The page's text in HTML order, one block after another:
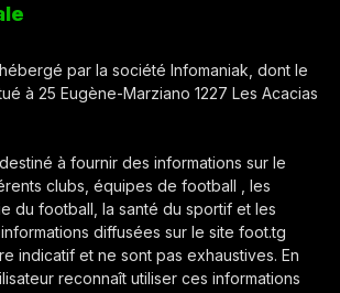
par la société Infomaniak, dont le
à 25 Eugène-Marziano 1227 Les Acacias
à fournir des informations sur le
clubs, équipes de football , les
du football, la santé du sportif et les
diffusées sur le site foot.tg
indicatif et ne sont pas exhaustives. En
reconnaît utiliser ces informations